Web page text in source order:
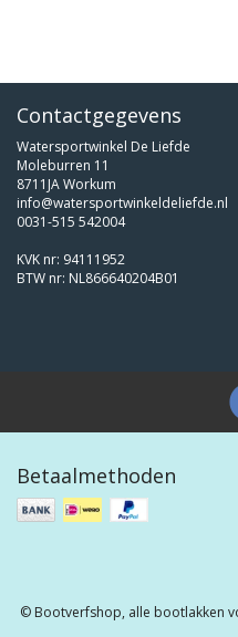
Contactgegevens
Watersportwinkel De Liefde
Moleburren 11
8711JA Workum
info@watersportwinkeldeliefde.nl
0031-515 542004
KVK nr: 94111952
BTW nr: NL866640204B01
Betaalmethoden
© Bootverfshop, alle bootlakken